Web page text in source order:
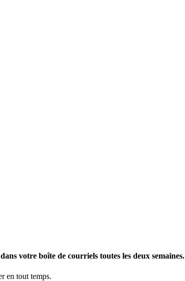
votre boîte de courriels toutes les deux semaines.
en tout temps.